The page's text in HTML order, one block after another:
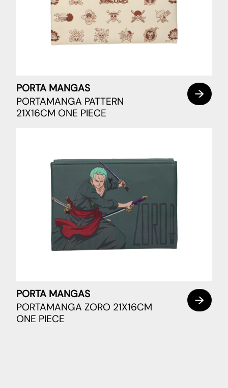
PORTA MANGAS
PORTAMANGA PATTERN
21X16CM ONE PIECE
PORTA MANGAS
PORTAMANGA ZORO 21X16CM
ONE PIECE